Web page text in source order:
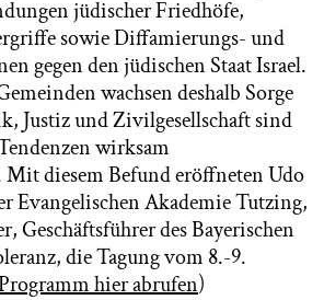
jüdischer Friedhöfe,
sowie Diffamierungs- und
gegen den jüdischen Staat Israel.
wachsen deshalb Sorge
Justiz und Zivilgesellschaft sind
wirksam
Mit diesem Befund eröffneten Udo
Evangelischen Akademie Tutzing,
Geschäftsführer des Bayerischen
die Tagung vom 8.-9.
hier abrufen)